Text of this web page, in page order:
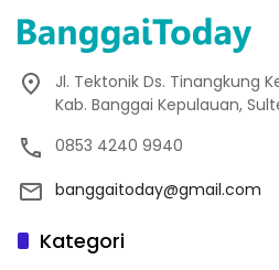
Jl. Tektonik Ds. Tinangkung
Kab. Banggai Kepulauan,
0853 4240 9940
banggaitoday@gmail.com
Kategori